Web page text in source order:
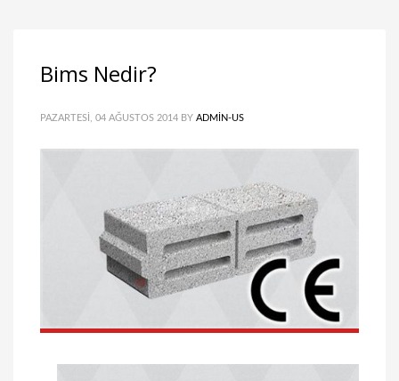
Bims Nedir?
PAZARTESI, 04 AĞUSTOS 2014 BY ADMIN-US